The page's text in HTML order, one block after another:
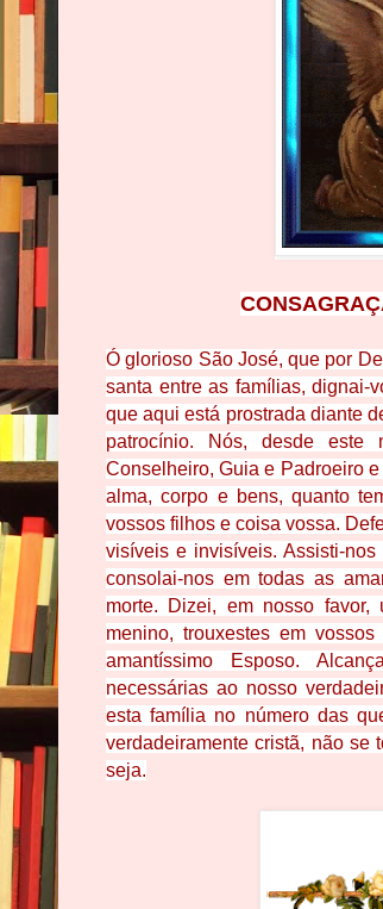
Ó glorioso São José, que por
santa entre as famílias, dignai-
que aqui está prostrada diante
patrocínio. Nós, desde este
Conselheiro, Guia e Padroeiro
alma, corpo e bens, quanto
vossos filhos e coisa vossa.
visíveis e invisíveis. Assisti-
consolai-nos em todas as
morte. Dizei, em nosso favor,
menino, trouxestes em
amantíssimo Esposo.
necessárias ao nosso
esta família no número das
verdadeiramente cristã, não se
seja.